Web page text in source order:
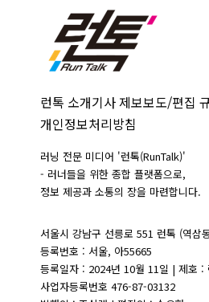
런톡 소개기사 제보보도/편집
개인정보처리방침
러닝 전문 미디어 '런톡(RunTalk)'
- 러너들을 위한 종합 플랫폼으로,
정보 제공과 소통의 장을 마련합니다.
서울시 강남구 선릉로 551 런톡 (역삼
등록번호 : 서울, 아55665
등록일자 : 2024년 10월 11일 | 제호 :
사업자등록번호 476-87-03132